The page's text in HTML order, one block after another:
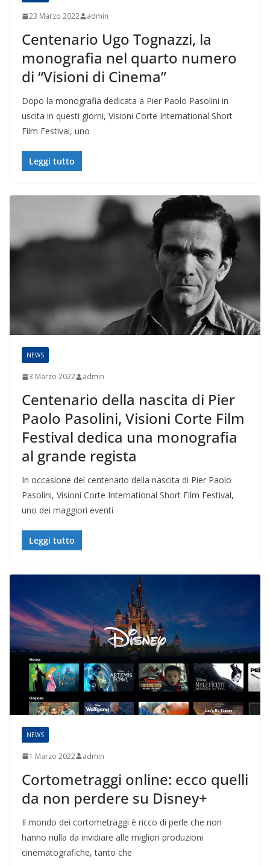
23 Marzo 2022 admin
Centenario Ugo Tognazzi, la
monografia nel quarto numero
di “Visioni di Cinema”
Dopo la monografia dedicata a Pier Paolo Pasolini in
uscita in questi giorni, Visioni Corte International Short
Film Festival, uno
Leggi tutto
NEWS
3 Marzo 2022 admin
Centenario della nascita di Pier
Paolo Pasolini, Visioni Corte Film
Festival dedica una monografia
al grande regista
In occasione del centenario della nascita di Pier Paolo
Pasolini, Visioni Corte International Short Film Festival,
uno dei maggiori eventi
Leggi tutto
NEWS
1 Marzo 2022 admin
Cortometraggi online: ecco quelli
da non perdere su Disney+
Il mondo dei cortometraggi è ricco di perle che non
hanno nulla da invidiare alle migliori produzioni
cinematografiche, tanto che